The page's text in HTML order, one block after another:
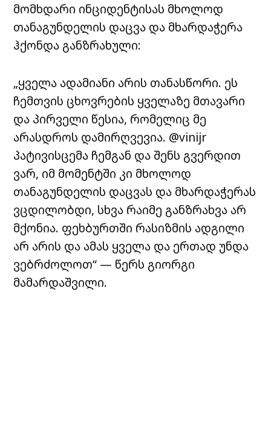
მომხდარი ინციდენტისას მხოლოდ
თანაგუნდელის დაცვა და მხარდაჭერა
ჰქონდა განზრახული:
„ყველა ადამიანი არის თანასწორი. ეს
ჩემთვის ცხოვრების ყველაზე მთავარი
და პირველი წესია, რომელიც მე
არასდროს დამირღვევია. @vinijr
პატივისცემა ჩემგან და შენს გვერდით
ვარ, იმ მომენტში კი მხოლოდ
თანაგუნდელის დაცვას და მხარდაჭერას
ვცდილობდი, სხვა რაიმე განზრახვა არ
მქონია. ფეხბურთში რასიზმის ადგილი
არ არის და ამას ყველა და ერთად უნდა
ვებრძოლოთ“ — წერს გიორგი
მამარდაშვილი.